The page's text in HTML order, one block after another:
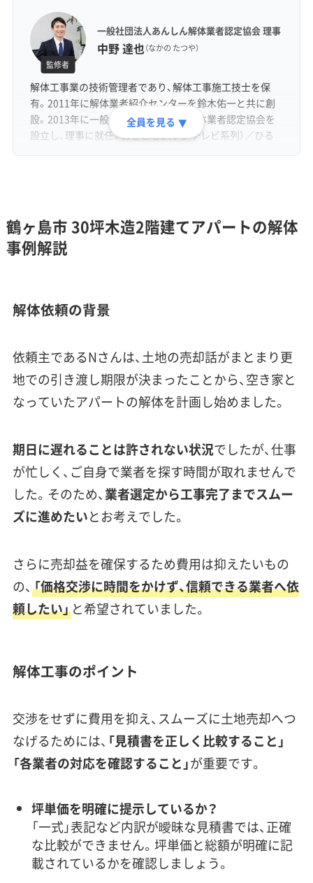
監修者
一般社団法人あんしん解体業者認定協会 理事
中野 達也（なかの たつや）
解体工事業の技術管理者であり、解体工事施工技士を保
有。2011年に解体業者紹介センターを鈴木佑一と共に創
設。2013年に一般社団法人あんしん解体業者認定協会を
設立し、理事に就任。めざまし8（フジテレビ系列）／ひる
稲垣 瑞稀
解体業界専門のWebメディアでWebディレクターとして6
年以上、企画・執筆・編集から500社以上の解体業者取材ま
で、メディア運営のあらゆる工程を経験。近年は解体の前
段にある空き家問題（管理・解体・補助金・税制）にも取材領
体」を立ち上げ、全記事の編集に責任を持つ。
執筆
「スッキリ解体」専属ライター
「解体工事の準備から完了まで、初めての方でも迷わない
よう、一つずつ丁寧に解説します。」
「初心者にもわかりやすく」をモットーに、解体工事の全工
タビューを元に、手続きの流れや専門用語を図解なども交
全員を見る ▼
鶴ヶ島市 30坪木造2階建てアパートの解体
事例解説
解体依頼の背景
依頼主であるNさんは、土地の売却話がまとまり更
地での引き渡し期限が決まったことから、空き家と
なっていたアパートの解体を計画し始めました。
期日に遅れることは許されない状況でしたが、仕事
が忙しく、ご自身で業者を探す時間が取れませんで
した。そのため、業者選定から工事完了までスムー
ズに進めたいとお考えでした。
さらに売却益を確保するため費用は抑えたいもの
の、 「価格交渉に時間をかけず、信頼できる業者へ依
頼したい」と希望されていました。
解体工事のポイント
交渉をせずに費用を抑え、スムーズに土地売却へつ
なげるためには、 「見積書を正しく比較すること」
「各業者の対応を確認すること」が重要です。
坪単価を明確に提示しているか？
「一式」表記など内訳が曖昧な見積書では、正確
な比較ができません。坪単価と総額が明確に記
載されているかを確認しましょう。